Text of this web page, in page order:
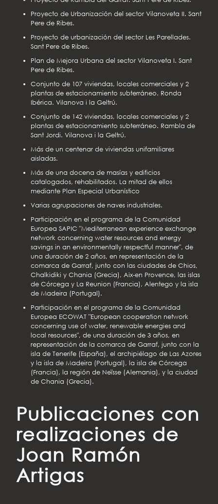
Proyecto de Urbanización del sector Vilanoveta II. Sant
Pere de Ribes.
Proyecto de urbanización del sector Les Parellades.
Sant Pere de Ribes.
Plan de Mejora Urbana del sector Vilanoveta I. Sant
Pere de Ribes.
Conjunto de 107 viviendas, locales comerciales y 2
plantas de estacionamiento subterráneo. Ronda
Ibérica. Vilanova i la Geltrú.
Conjunto de 142 viviendas, locales comerciales y 2
plantas de estacionamiento subterráneo. Rambla de
Sant Jordi. Vilanova i la Geltrú.
Más de un centenar de viviendas unifamiliares
aisladas.
Más de una docena de masías y edificios
catalogados, rehabilitados. La mitad de ellos
mediante Plan Especial Urbanístico
Varias agrupaciones de naves industriales.
Participación en el programa de la Comunidad
Europea SAPIC "Mediterranean experience exchange
network concerning water resources and energy
savings in an environmentally respectful manner", de
una duración de 2 años, en representación de la
comarca de Garraf, junto con las ciudades de Chios,
Chalkidiki y Chania (Grecia), Aix-en Provence, las islas
de Córcega y La Reunion (Francia), Alentego y la isla
de Madeira (Portugal).
Participación en el programa de la Comunidad
Europea ECOWAT "European cooperation network
concerning use of water, renewable energies and
local resources", de una duración de 3 años, en
representación de la comarca de Garraf, junto con la
isla de Tenerife (España), el archipiélago de Las Azores
y la isla de Madeira (Portugal), la isla de Córcega
(Francia), la región de Neïsse (Alemania), y la ciudad
de Chania (Grecia).
Publicaciones con
realizaciones de
Joan Ramón
Artigas